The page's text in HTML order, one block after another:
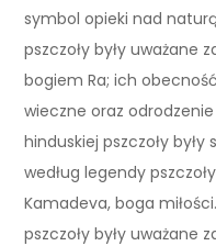
symbol opieki nad
pszczoły były uważane
bogiem Ra; ich
wieczne oraz
hinduskiej pszczoły
według legendy
Kamadeva, boga
pszczoły były uważane